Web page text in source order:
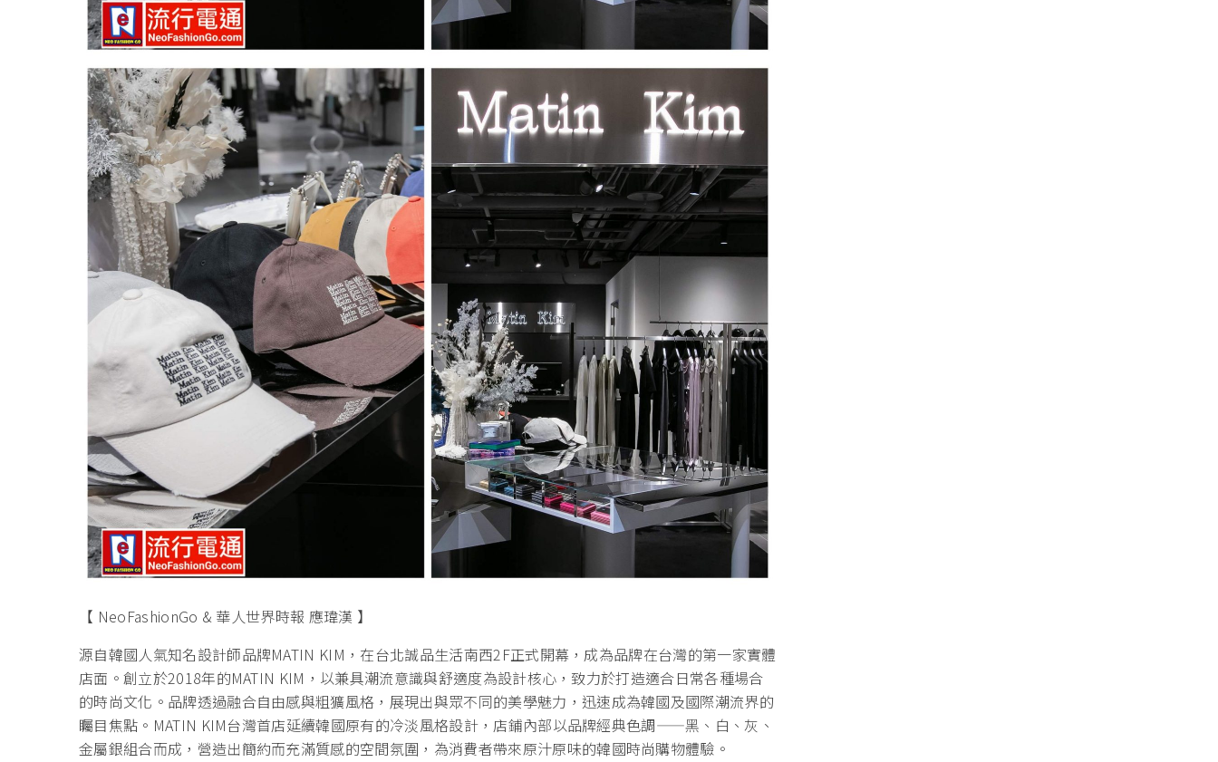
【 NeoFashionGo & 華人世界時報 應瑋漢 】
源自韓國人氣知名設計師品牌MATIN KIM，在台北誠品生活南西2F正式開幕，成為品牌在台灣的第一家實體
店面。創立於2018年的MATIN KIM，以兼具潮流意識與舒適度為設計核心，致力於打造適合日常各種場合
的時尚文化。品牌透過融合自由感與粗獷風格，展現出與眾不同的美學魅力，迅速成為韓國及國際潮流界的
矚目焦點。MATIN KIM台灣首店延續韓國原有的冷淡風格設計，店鋪內部以品牌經典色調——黑、白、灰、
金屬銀組合而成，營造出簡約而充滿質感的空間氛圍，為消費者帶來原汁原味的韓國時尚購物體驗。